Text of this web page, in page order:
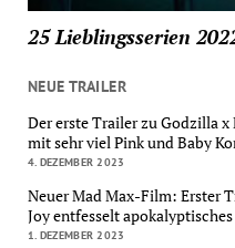
25 Lieblingsserien
NEUE TRAILER
Der erste Trailer zu Godzilla
mit sehr viel Pink und Baby
4. DEZEMBER 2023
Neuer Mad Max-Film: Erster
Joy entfesselt
1. DEZEMBER 2023